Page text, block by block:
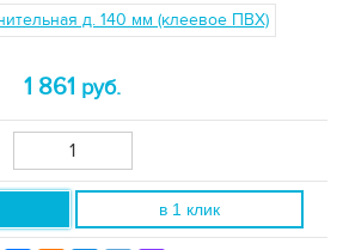
1 861 руб.
в 1 клик